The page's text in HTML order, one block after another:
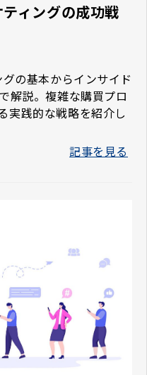
ィングの成功戦
の基本からインサイド
解説。複雑な購買プロ
実践的な戦略を紹介し
記事を見る